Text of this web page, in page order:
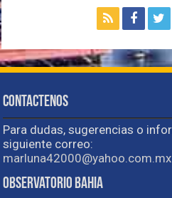
Contactenos
Para dudas, sugerencias o
siguiente correo:
marluna42000@yahoo.com.mx
Observatorio Bahia